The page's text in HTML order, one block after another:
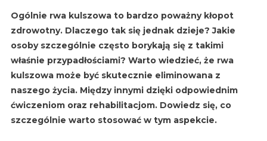
Ogólnie rwa kulszowa to bardzo poważny kłopot
zdrowotny. Dlaczego tak się jednak dzieje? Jakie
osoby szczególnie często borykają się z takimi
właśnie przypadłościami? Warto wiedzieć, że rwa
kulszowa może być skutecznie eliminowana z
naszego życia. Między innymi dzięki odpowiednim
ćwiczeniom oraz rehabilitacjom. Dowiedz się, co
szczególnie warto stosować w tym aspekcie.